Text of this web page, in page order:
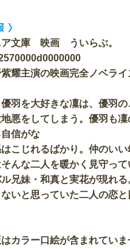
〉
ア文庫 映画 ういらぶ。
耀主演の映画完全ノベライ
羽を大好きな凜は、優羽
悪をしてしまう。優羽も
信がな
はこじれるばかり。仲のい
んな二人を暖かく見守っ
兄妹・和真と実花が現れる
いと思っていた二人の恋
カラー口絵が含まれていま